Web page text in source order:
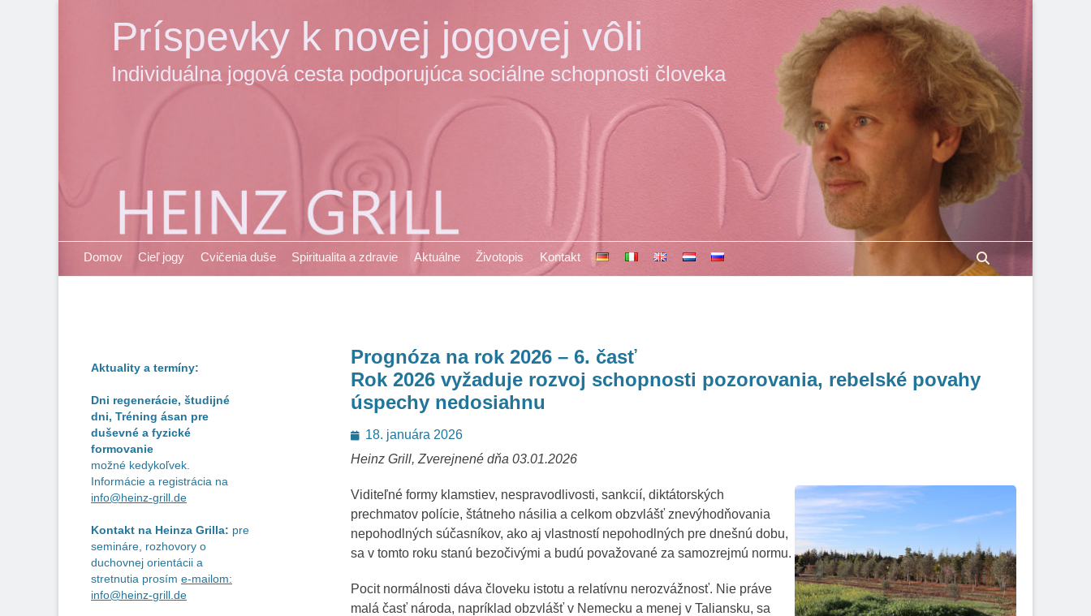
Príspevky k novej jogovej vôli
Individuálna jogová cesta podporujúca sociálne schopnosti človeka
Primary Menu
SkipDomov Cieľ jogy Cvičenia duše Spiritualita a zdravie Aktuálne Životopis Kontakt
Prognóza na rok 2026 – 6. časť
Rok 2026 vyžaduje rozvoj schopnosti pozorovania, rebelské povahy
úspechy nedosiahnu
Posted
on
18. januára 2026
Heinz Grill, Zverejnené dňa 03.01.2026
Viditeľné formy klamstiev, nespravodlivosti, sankcií, diktátorských
prechmatov polície, štátneho násilia a celkom obzvlášť znevýhodňovania
nepohodlných súčasníkov, ako aj vlastností nepohodlných pre dnešnú dobu,
sa v tomto roku stanú bezočivými a budú považované za samozrejmú normu.
Pocit normálnosti dáva človeku istotu a relatívnu nerozvážnosť. Nie práve
malá časť národa, napríklad obzvlášť v Nemecku a menej v Taliansku, sa
Aktuality a termíny:
Dni regenerácie, študijné
dni, Tréning ásan pre
duševné a fyzické
formovanie
možné kedykoľvek.
Informácie a registrácia na
info@heinz-grill.de
Kontakt na Heinza Grilla: pre
semináre, rozhovory o
duchovnej orientácii a
stretnutia prosím e-mailom:
info@heinz-grill.de